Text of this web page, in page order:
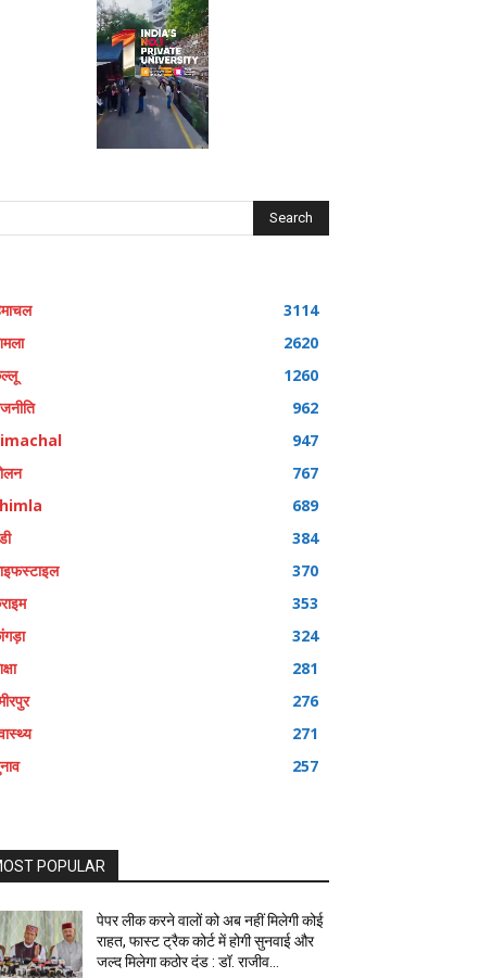
Search
3114
2620
1260
962
947
767
689
384
370
353
324
281
276
271
257
POPULAR
पेपर लीक करने वालों को अब नहीं मिलेगी कोई
राहत, फास्ट ट्रैक कोर्ट में होगी सुनवाई और
जल्द मिलेगा कठोर दंड : डॉ. राजीव...